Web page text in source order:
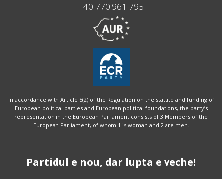
+40 770 961 795
In accordance with Article 5(2) of the Regulation on the statute and funding of
European political parties and European political foundations, the party’s
representation in the European Parliament consists of 3 Members of the
European Parliament, of whom 1 is woman and 2 are men.
Partidul e nou, dar lupta e veche!